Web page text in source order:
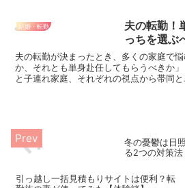
結婚・転勤
夫の転勤！
っちを選ぶ
夫の転勤が決まったとき、多くの家庭で
か、それとも単身赴任してもらうべきか
と子連れ家庭、それぞれの視点から帯同
冬の憂鬱は日
る2つの対策法
引っ越し一括見積もりサイトは便利？転